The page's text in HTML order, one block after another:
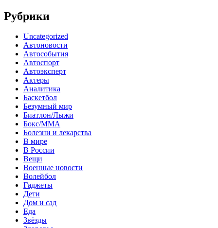
Рубрики
Uncategorized
Автоновости
Автособытия
Автоспорт
Автоэксперт
Актеры
Аналитика
Баскетбол
Безумный мир
Биатлон/Лыжи
Бокс/MMA
Болезни и лекарства
В мире
В России
Вещи
Военные новости
Волейбол
Гаджеты
Дети
Дом и сад
Еда
Звёзды